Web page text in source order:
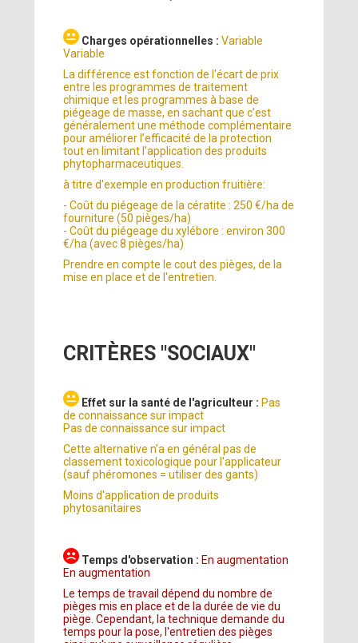
Charges opérationnelles :Variable
Variable
La différence est fonction de l'écart de prix
entre les programmes de traitement
chimique et les programmes à base de
piégeage de masse, en sachant que c’est
généralement une méthode complémentaire
pour améliorer l’efficacité de la protection
tout en limitant l’application des produits
phytopharmaceutiques.
à titre d'exemple en production fruitière:
- Coût du piégeage de la cératite : 250 €/ha de
fourniture (50 pièges/ha)
- Coût du piégeage du xylébore : environ 300
€/ha (avec 8 pièges/ha)
Prendre en compte le cout des pièges, de la
mise en place et de l'entretien.
CRITÈRES "SOCIAUX"
Effet sur la santé de l'agriculteur : Pas
de connaissance sur impact
Pas de connaissance sur impact
Cette alternative n’a en général pas de
classement toxicologique pour l'applicateur
(sauf phéromones = utiliser des gants)
Moins d'application de produits
phytosanitaires
Temps d'observation : En augmentation
En augmentation
Le temps de travail dépend du nombre de
pièges mis en place et de la durée de vie du
piège. Cependant, la technique demande du
temps pour la pose, l'entretien des pièges